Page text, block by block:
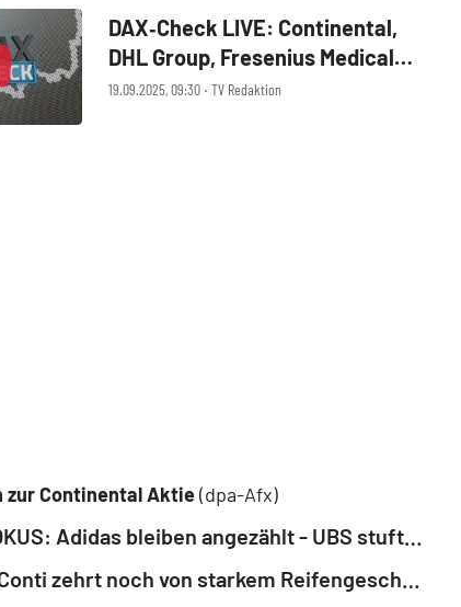
19.09.2025, 09:30 ‧ TV Redaktion
DAX‑Check LIVE: Continental,
DHL Group, Fresenius Medical
Care, SAP, Scout24, Siltronic,
zur Continental Aktie(dpa-Afx)
AKTIE IM FOKUS: Adidas bleiben angezählt - UBS stuft ab
ROUNDUP: Conti zehrt noch von starkem Reifengeschäft - Nahost belastet nun